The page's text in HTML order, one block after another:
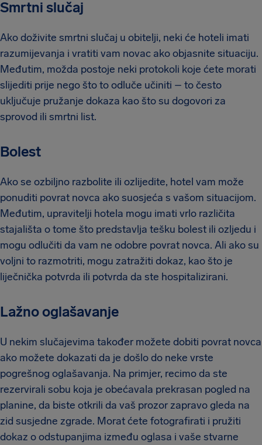
Smrtni slučaj
Ako doživite smrtni slučaj u obitelji, neki će hoteli imati
razumijevanja i vratiti vam novac ako objasnite situaciju.
Međutim, možda postoje neki protokoli koje ćete morati
slijediti prije nego što to odluče učiniti – to često
uključuje pružanje dokaza kao što su dogovori za
sprovod ili smrtni list.
Bolest
Ako se ozbiljno razbolite ili ozlijedite, hotel vam može
ponuditi povrat novca ako suosjeća s vašom situacijom.
Međutim, upravitelji hotela mogu imati vrlo različita
stajališta o tome što predstavlja tešku bolest ili ozljedu i
mogu odlučiti da vam ne odobre povrat novca. Ali ako su
voljni to razmotriti, mogu zatražiti dokaz, kao što je
liječnička potvrda ili potvrda da ste hospitalizirani.
Lažno oglašavanje
U nekim slučajevima također možete dobiti povrat novca
ako možete dokazati da je došlo do neke vrste
pogrešnog oglašavanja. Na primjer, recimo da ste
rezervirali sobu koja je obećavala prekrasan pogled na
planine, da biste otkrili da vaš prozor zapravo gleda na
zid susjedne zgrade. Morat ćete fotografirati i pružiti
dokaz o odstupanjima između oglasa i vaše stvarne